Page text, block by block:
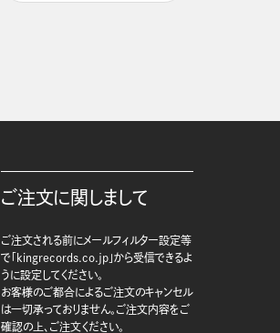
ご注文に関しまして
ご注文される前にメールフィルター設定等
で「kingrecords.co.jp」から受信できるよ
うに設定してください。
お客様のご都合によるご注文のキャンセル
は一切承っておりません。ご注文内容をご
確認の上、ご注文ください。